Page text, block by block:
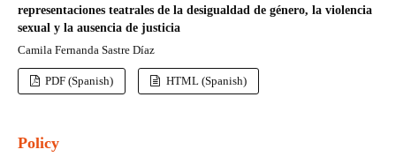
representaciones teatrales de la desigualdad de género, la violencia
sexual y la ausencia de justicia
Camila Fernanda Sastre Díaz
PDF (Spanish) HTML (Spanish)
Policy